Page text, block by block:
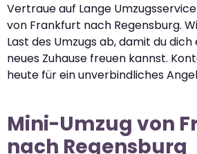
Vertraue auf Lange
von Frankfurt nach Regensburg.
Last des Umzugs ab, damit du
neues Zuhause freuen kannst.
heute für ein unverbindliches
Mini-Umzug von
nach Regensburg